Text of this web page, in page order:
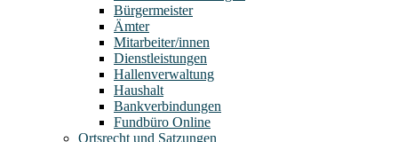
Bürgermeister
Ämter
Mitarbeiter/innen
Dienstleistungen
Hallenverwaltung
Haushalt
Bankverbindungen
Fundbüro Online
Ortsrecht und Satzungen